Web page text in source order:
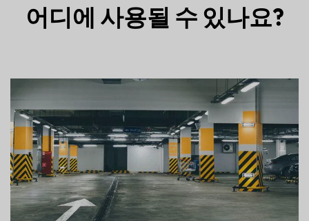
어디에 사용될 수 있나요?